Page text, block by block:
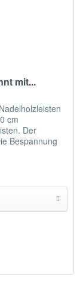
mit...
cm
Der
Bespannung